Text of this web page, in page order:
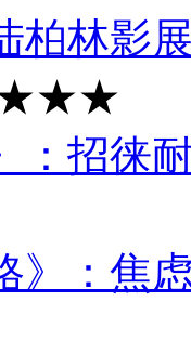
柏林影
：招徕
》：焦